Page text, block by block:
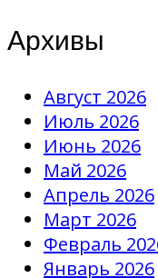
Архивы
Август 2026
Июль 2026
Июнь 2026
Май 2026
Апрель 2026
Март 2026
Февраль
Январь 2026